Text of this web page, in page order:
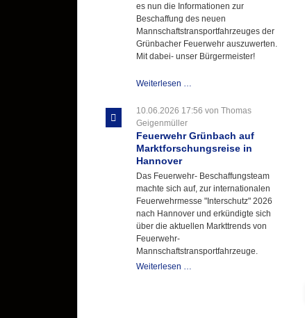
es nun die Informationen zur
Beschaffung des neuen
Mannschaftstransportfahrzeuges der
Grünbacher Feuerwehr auszuwerten.
Mit dabei- unser Bürgermeister!
Weiterlesen …
Informationen
Hannover
aus
10.06.2026 17:56 von Thomas
Geigenmüller
Feuerwehr Grünbach auf
Marktforschungsreise in
Hannover
Das Feuerwehr- Beschaffungsteam
machte sich auf, zur internationalen
Feuerwehrmesse "Interschutz" 2026
nach Hannover und erkündigte sich
über die aktuellen Markttrends von
Feuerwehr-
Mannschaftstransportfahrzeuge.
Weiterlesen …